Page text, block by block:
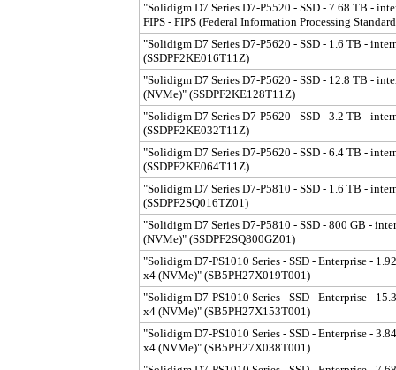
"Solidigm D7 Series D7-P5520 - SSD - 7.68 TB -
FIPS - FIPS (Federal Information Processing
"Solidigm D7 Series D7-P5620 - SSD - 1.6 TB -
(SSDPF2KE016T11Z)
"Solidigm D7 Series D7-P5620 - SSD - 12.8 TB -
(NVMe)" (SSDPF2KE128T11Z)
"Solidigm D7 Series D7-P5620 - SSD - 3.2 TB -
(SSDPF2KE032T11Z)
"Solidigm D7 Series D7-P5620 - SSD - 6.4 TB -
(SSDPF2KE064T11Z)
"Solidigm D7 Series D7-P5810 - SSD - 1.6 TB -
(SSDPF2SQ016TZ01)
"Solidigm D7 Series D7-P5810 - SSD - 800 GB -
(NVMe)" (SSDPF2SQ800GZ01)
"Solidigm D7-PS1010 Series - SSD - Enterprise -
x4 (NVMe)" (SB5PH27X019T001)
"Solidigm D7-PS1010 Series - SSD - Enterprise -
x4 (NVMe)" (SB5PH27X153T001)
"Solidigm D7-PS1010 Series - SSD - Enterprise -
x4 (NVMe)" (SB5PH27X038T001)